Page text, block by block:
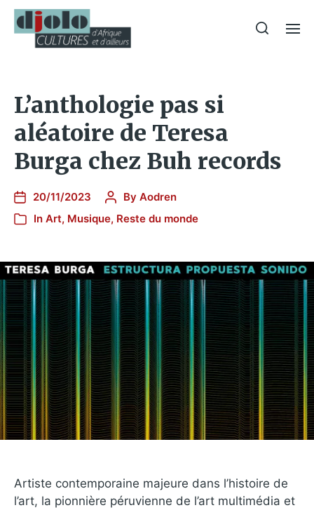
L’anthologie pas si
aléatoire de Teresa
Burga chez Buh records
20/11/2023 By Aodren
In Art, Musique, Reste du monde
Artiste contemporaine majeure dans l’histoire de
l’art, la pionnière péruvienne de l’art multimédia et